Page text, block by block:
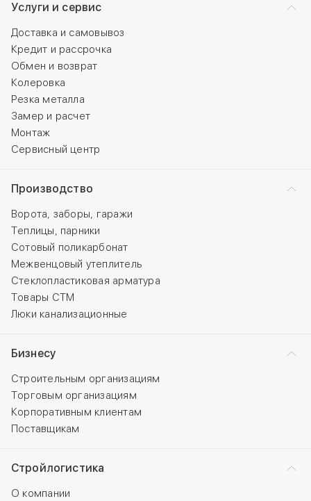
Услуги и сервис
Доставка и самовывоз
Кредит и рассрочка
Обмен и возврат
Колеровка
Резка металла
Замер и расчет
Монтаж
Сервисный центр
Производство
Ворота, заборы, гаражи
Теплицы, парники
Сотовый поликарбонат
Межвенцовый утеплитель
Стеклопластиковая арматура
Товары СТМ
Люки канализационные
Бизнесу
Строительным организациям
Торговым организациям
Корпоративным клиентам
Поставщикам
Стройлогистика
О компании